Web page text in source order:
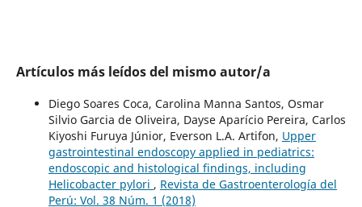
Artículos más leídos del mismo autor/a
Diego Soares Coca, Carolina Manna Santos, Osmar
Silvio Garcia de Oliveira, Dayse Aparício Pereira, Carlos
Kiyoshi Furuya Júnior, Everson L.A. Artifon, Upper
gastrointestinal endoscopy applied in pediatrics:
endoscopic and histological findings, including
Helicobacter pylori , Revista de Gastroenterología del
Perú: Vol. 38 Núm. 1 (2018)